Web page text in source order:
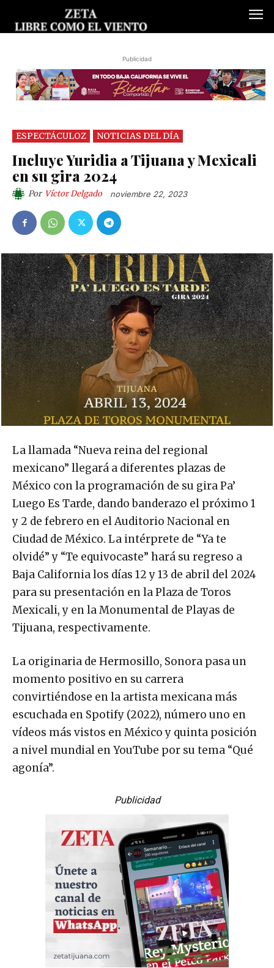
Publicidad
ESPECTÁCULOZ NOTICIAS DEL DÍA
Incluye Yuridia a Tijuana y Mexicali
en su gira 2024
Por Víctor Delgado noviembre 22, 2023
La llamada “Nueva reina del regional
mexicano” llegará a diferentes plazas de
México con la programación de su gira Pa’
Luego Es Tarde, dando banderazo el próximo 1
y 2 de febrero en el Auditorio Nacional en
Ciudad de México. La intérprete de “Ya te
olvidé” y “Te equivocaste” hará su regreso a
Baja California los días 12 y 13 de abril del 2024
para su presentación en la Plaza de Toros
Mexicali, y en la Monumental de Playas de
Tijuana, respectivamente.
La originaria de Hermosillo, Sonora pasa un
momento positivo en su carrera
convirtiéndose en la artista mexicana más
escuchada en Spotify (2022), número uno en
vídeos más vistos en México y quinta posición
a nivel mundial en YouTube por su tema “Qué
agonía”.
Publicidad